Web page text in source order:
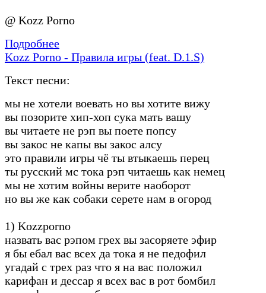
@ Kozz Porno
Подробнее
Kozz Porno - Правила игры (feat. D.1.S)
Текст песни:
мы не хотели воевать но вы хотите вижу
вы позорите хип-хоп сука мать вашу
вы читаете не рэп вы поете попсу
вы закос не капы вы закос алсу
это правили игры чё ты втыкаешь перец
ты русский мс тока рэп читаешь как немец
мы не хотим войны верите наоборот
но вы же как собаки серете нам в огород
1) Kozzporno
назвать вас рэпом грех вы засоряете эфир
я бы ебал вас всех да тока я не педофил
угадай с трех раз что я на вас положил
карифан и дессар я всех вас в рот бомбил